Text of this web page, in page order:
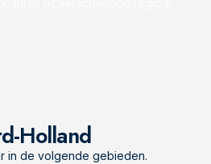
Holland
in de volgende gebieden.